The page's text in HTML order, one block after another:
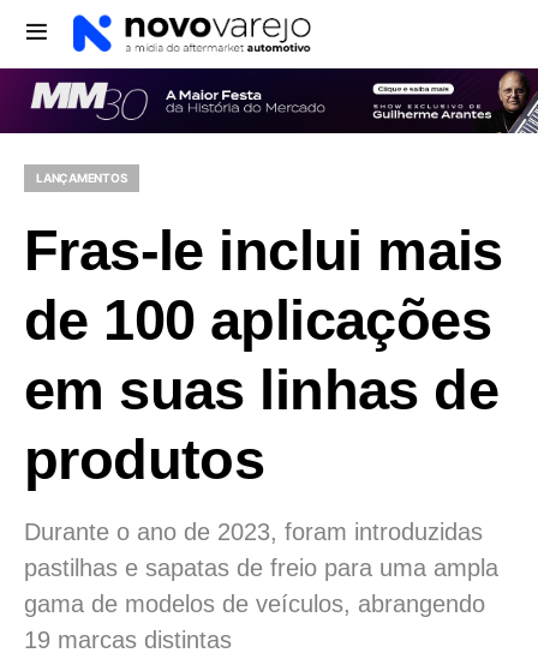
LANÇAMENTOS
Fras-le inclui mais
de 100 aplicações
em suas linhas de
produtos
Durante o ano de 2023, foram introduzidas
pastilhas e sapatas de freio para uma ampla
gama de modelos de veículos, abrangendo
19 marcas distintas